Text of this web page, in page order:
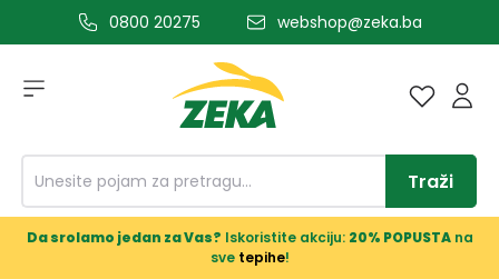
glavni sadržaj0800 20275 webshop@zeka.ba
Traži
Da srolamo jedan za Vas? Iskoristite akciju: 20% POPUSTAna
sve tepihe!